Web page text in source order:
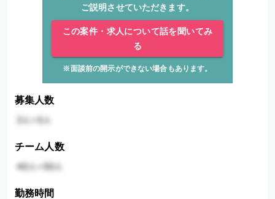
ご説明させていただきます。
この案件・求人について話を聞いてみ
る
※面談前の開示ができない場合もあります。
募集人数
チーム人数
勤務時間